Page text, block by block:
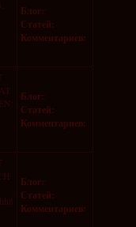
Блог::
Статей:
Комментариев:
Блог::
Статей:
Комментариев:
Блог::
Статей:
Комментариев: